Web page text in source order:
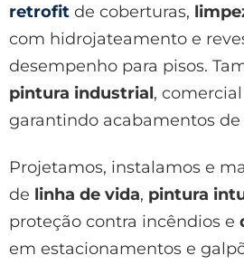
retrofit de coberturas,
com hidrojateamento e
desempenho para pisos.
pintura industrial,
garantindo acabamentos
Projetamos, instalamos e
de linha de vida, pintura
proteção contra incêndios e
em estacionamentos e